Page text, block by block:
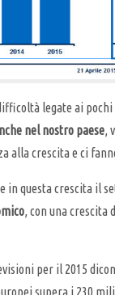
legate ai
nel nostro paese,
crescita e ci
in questa crescita il
, con una crescita
per il 2015
supera i 230